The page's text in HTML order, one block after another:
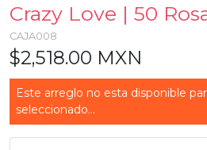
Crazy Love | 50
CAJA008
$2,518.00 MXN
Este arreglo no esta disponible
seleccionado...